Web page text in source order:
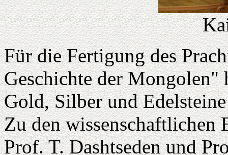
Für die Fertigung des
Geschichte der Mongolen"
Gold, Silber und
Zu den wissenschaftlichen
Prof. T. Dashtseden und